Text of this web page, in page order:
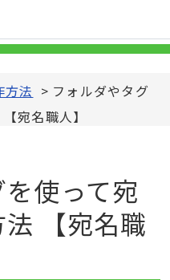
方法 > フォルダやタグ
宛名職人】
使って宛
【宛名職